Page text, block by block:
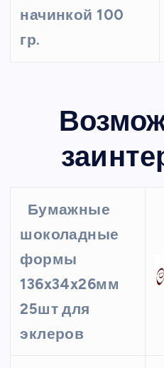
начинкой 100
гр.
Бумажные
шоколадные
формы
136x34x26мм
25шт для
эклеров